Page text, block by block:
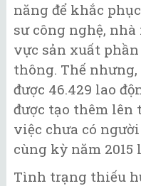
năng để khắc
sư công nghệ,
vực sản xuất
thông. Thế
được 46.429 lao
được tạo thêm lên
việc chưa có người
cùng kỳ năm 2015
Tình trạng thiếu